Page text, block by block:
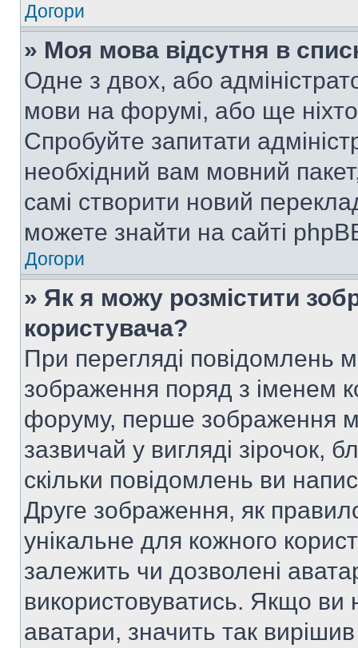
Догори
» Моя мова відсутня в
Одне з двох, або
мови на форумі, або ще
Спробуйте запитати
необхідний вам мовний
самі створити новий
можете знайти на сайті
Догори
» Як я можу розмістити
користувача?
При перегляді повідомлень
зображення поряд з іменем
форуму, перше зображення
зазвичай у вигляді зірочок,
скільки повідомлень ви
Друге зображення, як
унікальне для кожного
залежить чи дозволені
використовуватись. Якщо ви
аватари, значить так